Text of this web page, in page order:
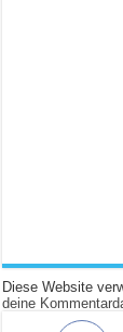
Diese Website
deine